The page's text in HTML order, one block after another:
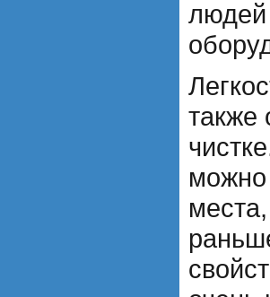
людей
также
можно